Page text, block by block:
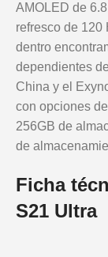
AMOLED de
refresco de 120
dentro
dependientes
China y el
con opciones
256GB de
de
Ficha
S21 Ultra